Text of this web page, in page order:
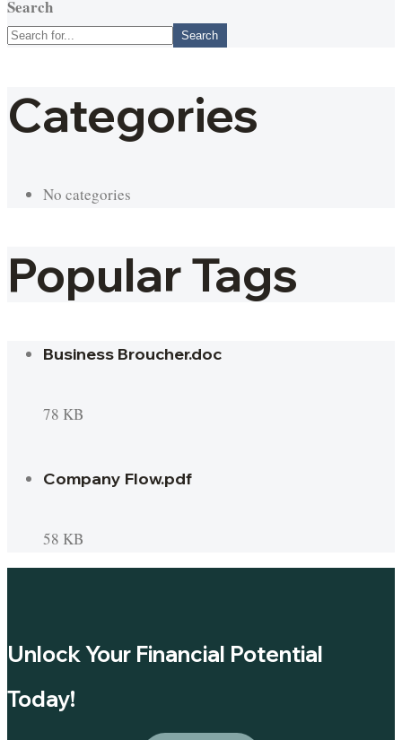
Search
Search
Categories
No categories
Popular Tags
Business Broucher.doc
78 KB
Company Flow.pdf
58 KB
Unlock Your Financial Potential
Today!